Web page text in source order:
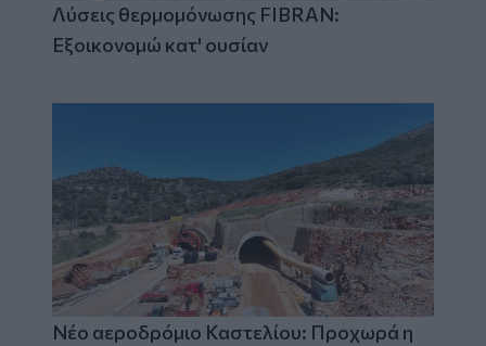
Λύσεις θερμομόνωσης FIBRAN:
Εξοικονομώ κατ' ουσίαν
Νέο αεροδρόμιο Καστελίου: Προχωρά η